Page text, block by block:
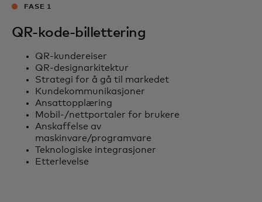
FASE 1
QR-kode-billettering
QR-kundereiser
QR-designarkitektur
Strategi for å gå til markedet
Kundekommunikasjoner
Ansattopplæring
Mobil-/nettportaler for brukere
Anskaffelse av
maskinvare/programvare
Teknologiske integrasjoner
Etterlevelse